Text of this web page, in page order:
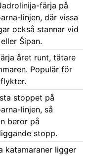
färja på
linjen, där vissa
också stannar vid
Šipan.
året runt, tätare
Populär för
stoppet på
linjen, så
beror på
stopp.
katamaraner ligger